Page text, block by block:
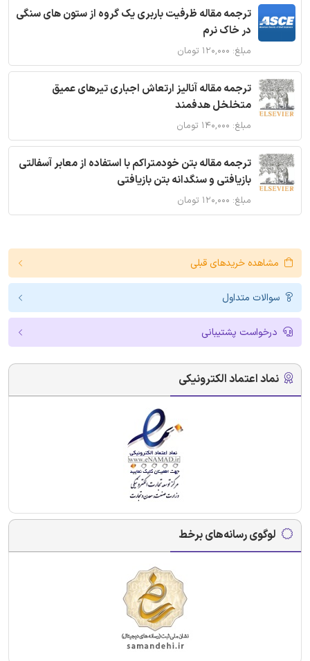
ترجمه مقاله ظرفیت باربری یک گروه از ستون های سنگی
در خاک نرم
مبلغ: ۱۲۰,۰۰۰ تومان
ترجمه مقاله آنالیز ارتعاش اجباری تیرهای عمیق
متخلخل هدفمند
مبلغ: ۱۴۰,۰۰۰ تومان
ترجمه مقاله بتن خودمتراکم با استفاده از معابر آسفالتی
بازیافتی و سنگدانه بتن بازیافتی
مبلغ: ۱۲۰,۰۰۰ تومان
مشاهده خریدهای قبلی
سوالات متداول
درخواست پشتیبانی
نماد اعتماد الکترونیکی
لوگوی رسانه‌های برخط